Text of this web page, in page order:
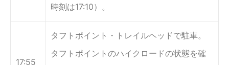
時刻は17:10）。
17:55
タフトポイント・トレイルヘッドで駐車。
タフトポイントのハイクロードの状態を確